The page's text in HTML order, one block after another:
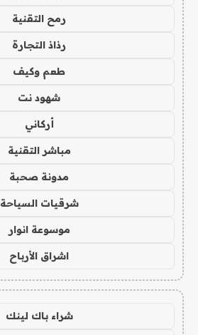
رمح التقنية
رذاذ التجارة
طعم وكيف
شهود نت
أركاني
مباشر التقنية
مدونة صحبة
شرقيات السياحة
موسوعة انوار
اشراق الأرباح
شراء باك لينك